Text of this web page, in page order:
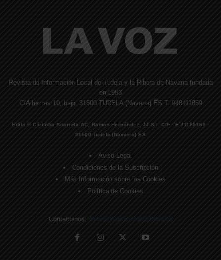
Revista de Información Local de Tudela y la Ribera de Navarra fundada
en 1953
C/Alhemas 10, bajo. 31500 TUDELA (Navarra) ES T. 948411059
Edita © Córdoba Acarreta AC, Ramos Hernández, JJ S.I. CIF · E-71185169 ·
31500 Tudela (Navarra) ES
Aviso Legal
Condiciones de la Suscripción
Más Información sobre las Cookies
Política de Cookies
Contáctanos: direccion@lavozdelaribera.es